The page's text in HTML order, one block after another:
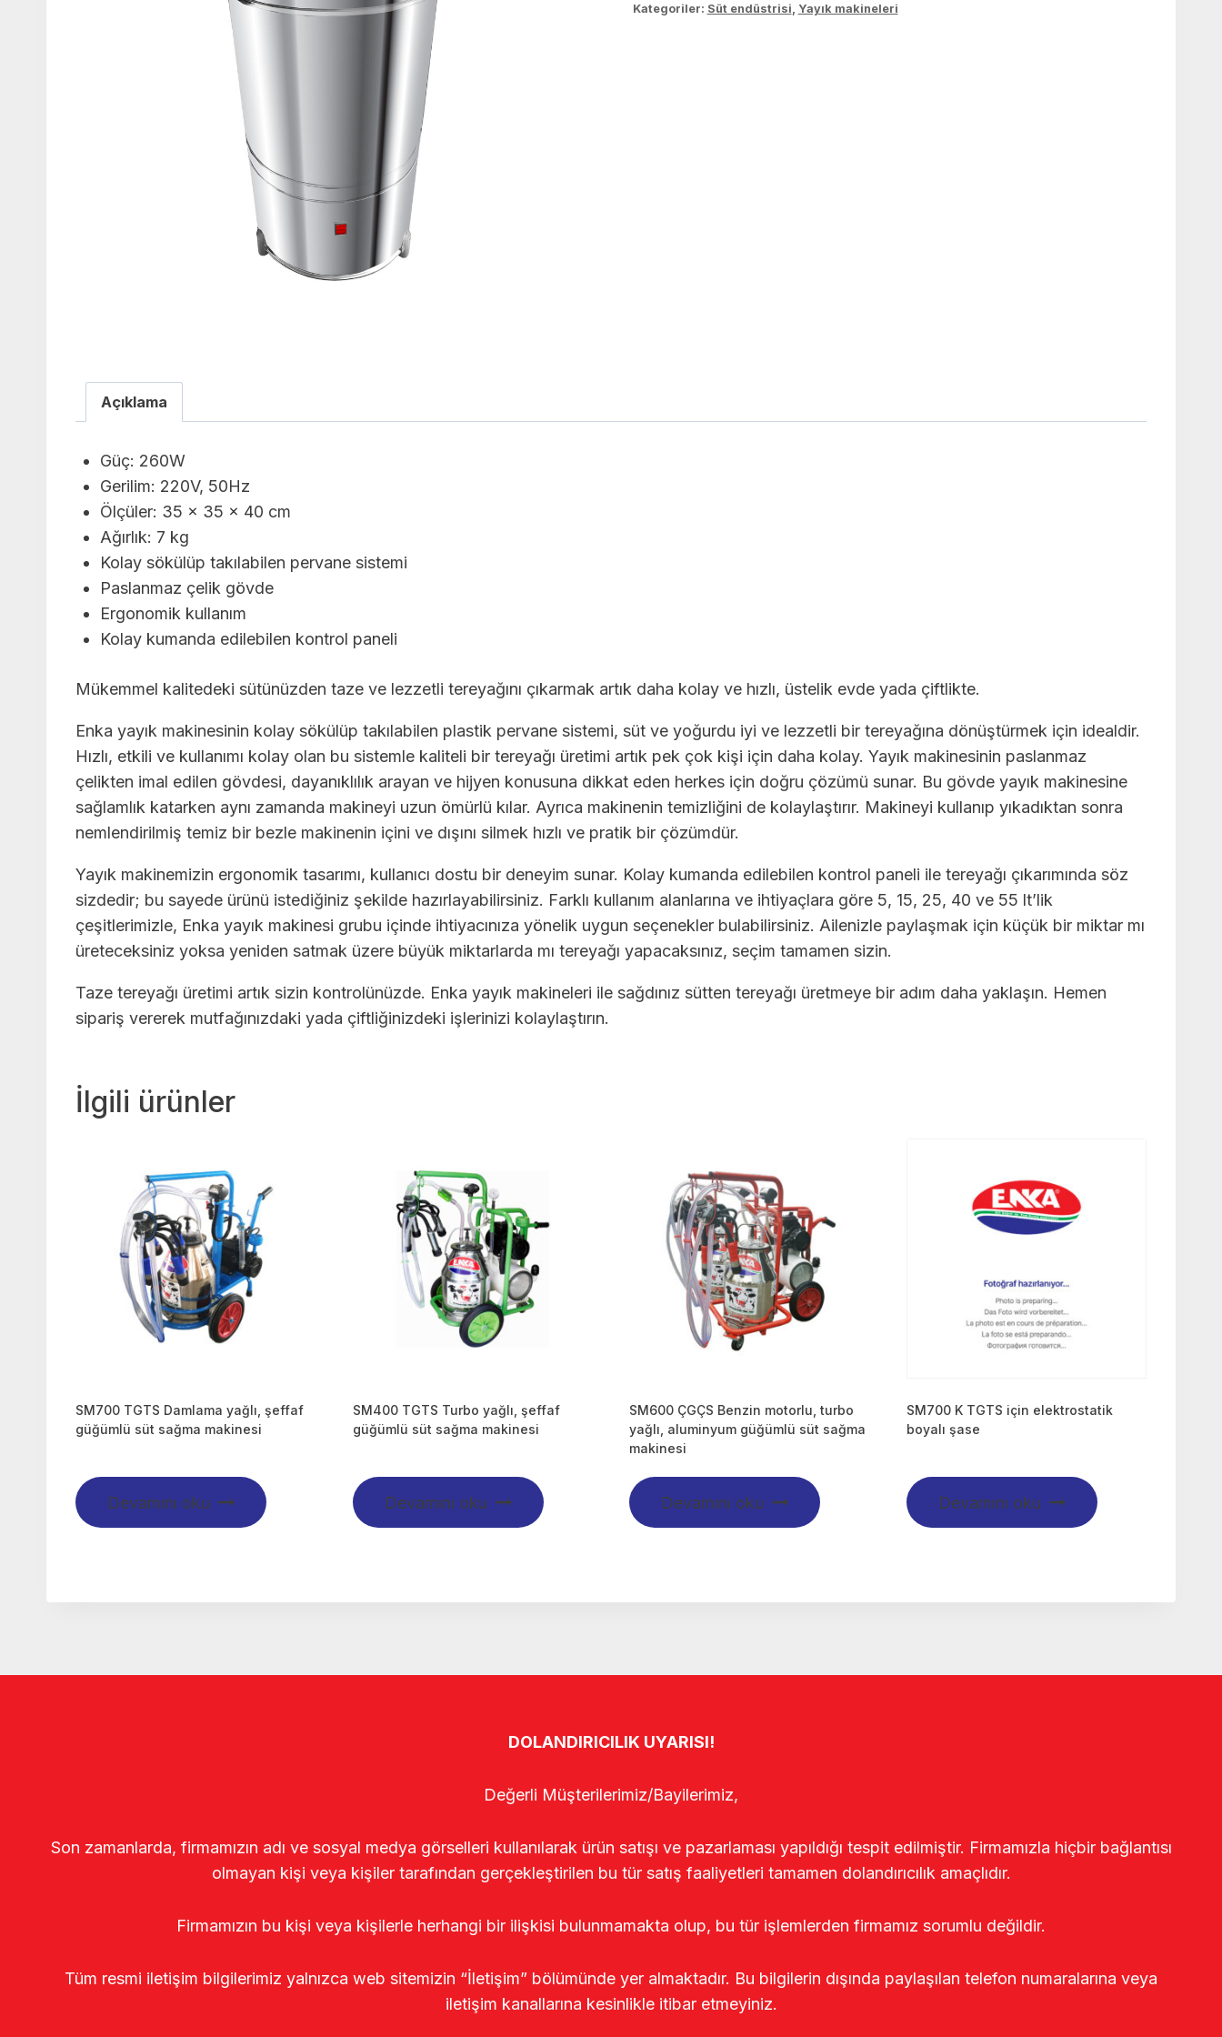
Kategoriler: Süt endüstrisi, Yayık makineleri
Açıklama
Güç: 260W
Gerilim: 220V, 50Hz
Ölçüler: 35 x 35 x 40 cm
Ağırlık: 7 kg
Kolay sökülüp takılabilen pervane sistemi
Paslanmaz çelik gövde
Ergonomik kullanım
Kolay kumanda edilebilen kontrol paneli
Mükemmel kalitedeki sütünüzden taze ve lezzetli tereyağını çıkarmak artık daha kolay ve hızlı, üstelik evde yada çiftlikte.
Enka yayık makinesinin kolay sökülüp takılabilen plastik pervane sistemi, süt ve yoğurdu iyi ve lezzetli bir tereyağına dönüştürmek için idealdir.
Hızlı, etkili ve kullanımı kolay olan bu sistemle kaliteli bir tereyağı üretimi artık pek çok kişi için daha kolay. Yayık makinesinin paslanmaz
çelikten imal edilen gövdesi, dayanıklılık arayan ve hijyen konusuna dikkat eden herkes için doğru çözümü sunar. Bu gövde yayık makinesine
sağlamlık katarken aynı zamanda makineyi uzun ömürlü kılar. Ayrıca makinenin temizliğini de kolaylaştırır. Makineyi kullanıp yıkadıktan sonra
nemlendirilmiş temiz bir bezle makinenin içini ve dışını silmek hızlı ve pratik bir çözümdür.
Yayık makinemizin ergonomik tasarımı, kullanıcı dostu bir deneyim sunar. Kolay kumanda edilebilen kontrol paneli ile tereyağı çıkarımında söz
sizdedir; bu sayede ürünü istediğiniz şekilde hazırlayabilirsiniz. Farklı kullanım alanlarına ve ihtiyaçlara göre 5, 15, 25, 40 ve 55 lt’lik
çeşitlerimizle, Enka yayık makinesi grubu içinde ihtiyacınıza yönelik uygun seçenekler bulabilirsiniz. Ailenizle paylaşmak için küçük bir miktar mı
üreteceksiniz yoksa yeniden satmak üzere büyük miktarlarda mı tereyağı yapacaksınız, seçim tamamen sizin.
Taze tereyağı üretimi artık sizin kontrolünüzde. Enka yayık makineleri ile sağdınız sütten tereyağı üretmeye bir adım daha yaklaşın. Hemen
sipariş vererek mutfağınızdaki yada çiftliğinizdeki işlerinizi kolaylaştırın.
İlgili ürünler
SM700 TGTS Damlama yağlı, şeffaf
güğümlü süt sağma makinesi
Devamını oku
SM400 TGTS Turbo yağlı, şeffaf
güğümlü süt sağma makinesi
Devamını oku
SM600 ÇGÇS Benzin motorlu, turbo
yağlı, aluminyum güğümlü süt sağma
makinesi
Devamını oku
SM700 K TGTS için elektrostatik
boyalı şase
Devamını oku
DOLANDIRICILIK UYARISI!
Değerli Müşterilerimiz/Bayilerimiz,
Son zamanlarda, firmamızın adı ve sosyal medya görselleri kullanılarak ürün satışı ve pazarlaması yapıldığı tespit edilmiştir. Firmamızla hiçbir bağlantısı
olmayan kişi veya kişiler tarafından gerçekleştirilen bu tür satış faaliyetleri tamamen dolandırıcılık amaçlıdır.
Firmamızın bu kişi veya kişilerle herhangi bir ilişkisi bulunmamakta olup, bu tür işlemlerden firmamız sorumlu değildir.
Tüm resmi iletişim bilgilerimiz yalnızca web sitemizin “İletişim” bölümünde yer almaktadır. Bu bilgilerin dışında paylaşılan telefon numaralarına veya
iletişim kanallarına kesinlikle itibar etmeyiniz.